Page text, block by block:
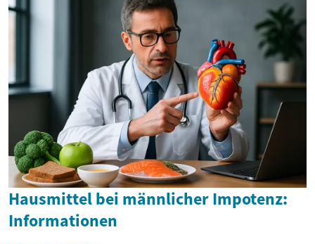
Hausmittel bei männlicher Impotenz:
Informationen